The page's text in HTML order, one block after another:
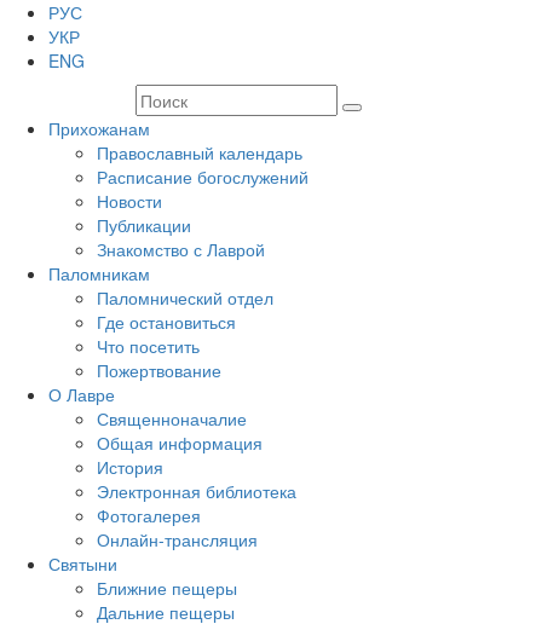
РУС
УКР
ENG
Прихожанам
Православный календарь
Расписание богослужений
Новости
Публикации
Знакомство с Лаврой
Паломникам
Паломнический отдел
Где остановиться
Что посетить
Пожертвование
О Лавре
Священноначалие
Общая информация
История
Электронная библиотека
Фотогалерея
Онлайн-трансляция
Святыни
Ближние пещеры
Дальние пещеры